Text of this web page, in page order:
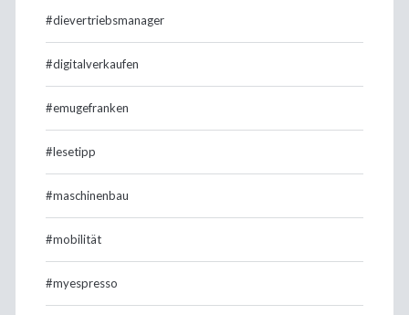
#dievertriebsmanager
#digitalverkaufen
#emugefranken
#lesetipp
#maschinenbau
#mobilität
#myespresso